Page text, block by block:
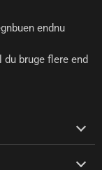
endnu
bruge flere end